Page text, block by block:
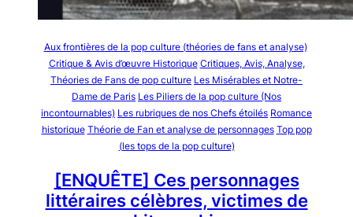
Aux frontières de la pop culture (théories de fans et analyse)
Critique & Avis d’œuvre Historique Critiques, Avis, Analyse,
Théories de Fans de pop culture Les Misérables et Notre-
Dame de Paris Les Piliers de la pop culture (Nos
incontournables) Les rubriques de nos Chefs étoilés Romance
historique Théorie de Fan et analyse de personnages Top pop
(les tops de la pop culture)
[ENQUÊTE] Ces personnages
littéraires célèbres, victimes de